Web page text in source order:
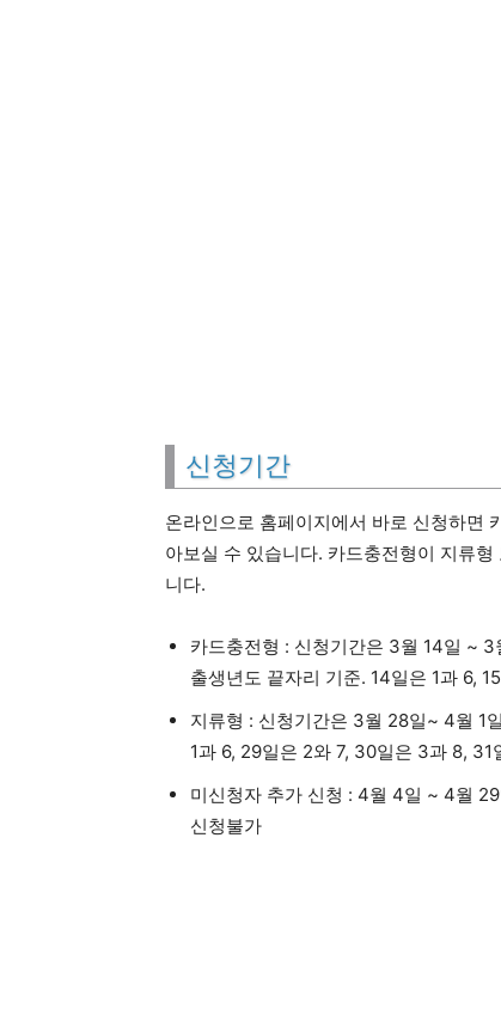
신청기간
온라인으로 홈페이지에서 바로 신청하면
아보실 수 있습니다. 카드충전형이 지류
니다.
카드충전형 : 신청기간은 3월 14일 ~
출생년도 끝자리 기준. 14일은 1과 6,
지류형 : 신청기간은 3월 28일~ 4월 1
1과 6, 29일은 2와 7, 30일은 3과 8,
미신청자 추가 신청 : 4월 4일 ~ 4월
신청불가